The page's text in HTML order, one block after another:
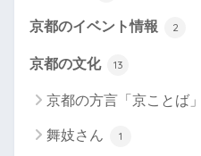
京都のイベント情報 2
京都の文化 13
京都の方言「京ことば」
舞妓さん 1